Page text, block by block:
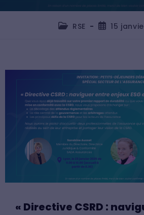
RSE 15
« Directive CSRD :